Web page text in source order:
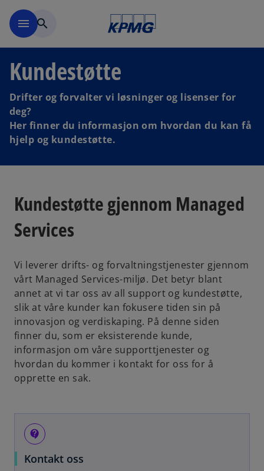
menu search
Kundestøtte
Drifter og forvalter vi løsninger og lisenser for
deg?
Her finner du informasjon om hvordan du kan få
hjelp og kundestøtte.
Kundestøtte gjennom Managed
Services
Vi leverer drifts- og forvaltningstjenester gjennom
vårt Managed Services-miljø. Det betyr blant
annet at vi tar oss av all support og kundestøtte,
slik at våre kunder kan fokusere tiden sin på
innovasjon og verdiskaping. På denne siden
finner du, som er eksisterende kunde,
informasjon om våre supporttjenester og
hvordan du kommer i kontakt for oss for å
opprette en sak.
contact_support
Kontakt oss